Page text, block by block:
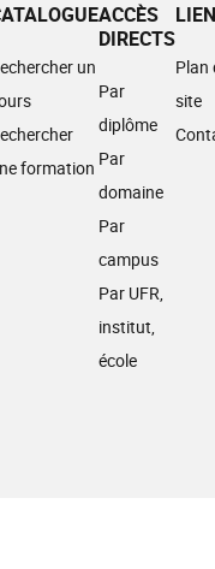
un
formation
ACCÈS
DIRECTS
Par
diplôme
Par
domaine
Par
campus
Par UFR,
institut,
école
Plan
site